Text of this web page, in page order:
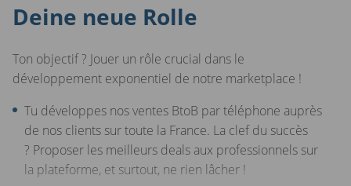
variable (rémunération brute : entre 35 000€ et 45
salaire minimum garanti les 3 premiers mois !
Un Comité d'entreprise investi et tickets restaurant
pris en charge à 60%, parce qu'on veut que tu te
régales, tant au boulot qu'à la pause déjeuner
Deine neue Rolle
Ton objectif ? Jouer un rôle crucial dans le
développement exponentiel de notre marketplace !
Tu développes nos ventes BtoB par téléphone auprès
de nos clients sur toute la France. La clef du succès
? Proposer les meilleurs deals aux professionnels sur
la plateforme, et surtout, ne rien lâcher !